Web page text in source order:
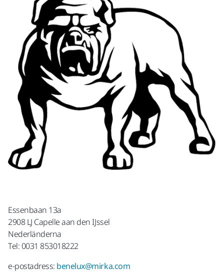
Essenbaan 13a
2908 LJ Capelle aan den IJssel
Nederländerna
Tel: 0031 853018222
e-postadress: benelux@mirka.com